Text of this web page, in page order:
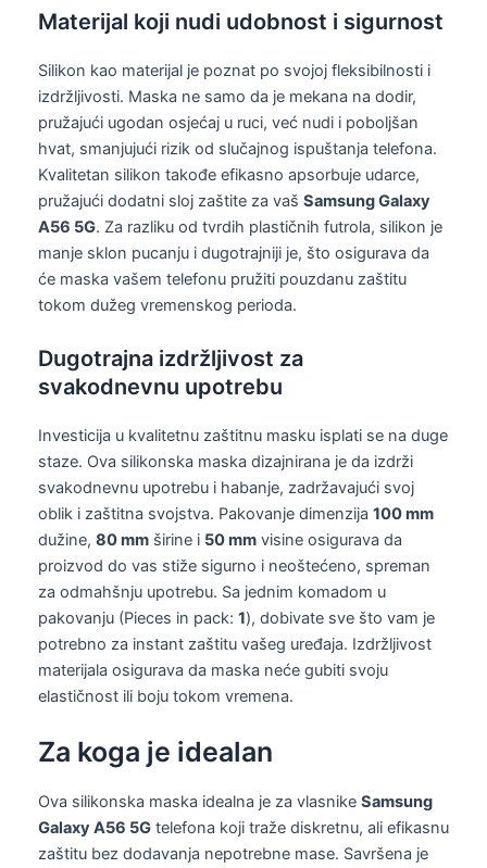
Materijal koji nudi udobnost i sigurnost
Silikon kao materijal je poznat po svojoj fleksibilnosti i
izdržljivosti. Maska ne samo da je mekana na dodir,
pružajući ugodan osjećaj u ruci, već nudi i poboljšan
hvat, smanjujući rizik od slučajnog ispuštanja telefona.
Kvalitetan silikon takođe efikasno apsorbuje udarce,
pružajući dodatni sloj zaštite za vaš Samsung Galaxy
A56 5G. Za razliku od tvrdih plastičnih futrola, silikon je
manje sklon pucanju i dugotrajniji je, što osigurava da
će maska vašem telefonu pružiti pouzdanu zaštitu
tokom dužeg vremenskog perioda.
Dugotrajna izdržljivost za
svakodnevnu upotrebu
Investicija u kvalitetnu zaštitnu masku isplati se na duge
staze. Ova silikonska maska dizajnirana je da izdrži
svakodnevnu upotrebu i habanje, zadržavajući svoj
oblik i zaštitna svojstva. Pakovanje dimenzija 100 mm
dužine, 80 mm širine i 50 mm visine osigurava da
proizvod do vas stiže sigurno i neoštećeno, spreman
za odmahšnju upotrebu. Sa jednim komadom u
pakovanju (Pieces in pack: 1), dobivate sve što vam je
potrebno za instant zaštitu vašeg uređaja. Izdržljivost
materijala osigurava da maska neće gubiti svoju
elastičnost ili boju tokom vremena.
Za koga je idealan
Ova silikonska maska idealna je za vlasnike Samsung
Galaxy A56 5G telefona koji traže diskretnu, ali efikasnu
zaštitu bez dodavanja nepotrebne mase. Savršena je